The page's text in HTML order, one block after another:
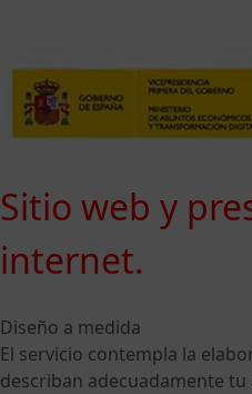
Sitio web y
internet.
Diseño a medida
El servicio contempla la
describan adecuadamente